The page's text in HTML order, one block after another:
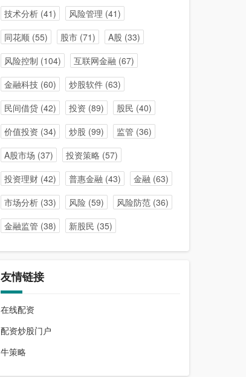
技术分析 (41) 风险管理 (41)
同花顺 (55) 股市 (71) A股 (33)
风险控制 (104) 互联网金融 (67)
金融科技 (60) 炒股软件 (63)
民间借贷 (42) 投资 (89) 股民 (40)
价值投资 (34) 炒股 (99) 监管 (36)
A股市场 (37) 投资策略 (57)
投资理财 (42) 普惠金融 (43) 金融 (63)
市场分析 (33) 风险 (59) 风险防范 (36)
金融监管 (38) 新股民 (35)
友情链接
在线配资
配资炒股门户
牛策略